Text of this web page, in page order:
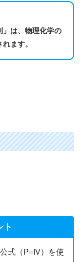
」は、物理化学の
ます。
ト
式（P=IV）を使